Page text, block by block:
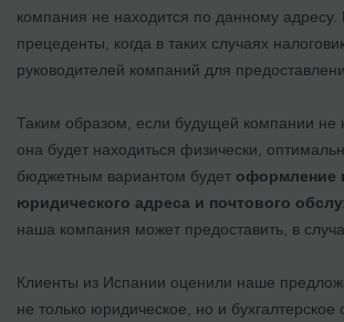
компания не находится по данному адресу.
прецеденты, когда в таких случаях
руководителей компаний для
Таким образом, если будущей компании не
она будет находиться физически,
бюджетным вариантом будет оформление
юридического адреса и почтового
наша компания может предоставить, в
Клиенты из Испании оценили наше
не только юридическое, но и бухгалтерское